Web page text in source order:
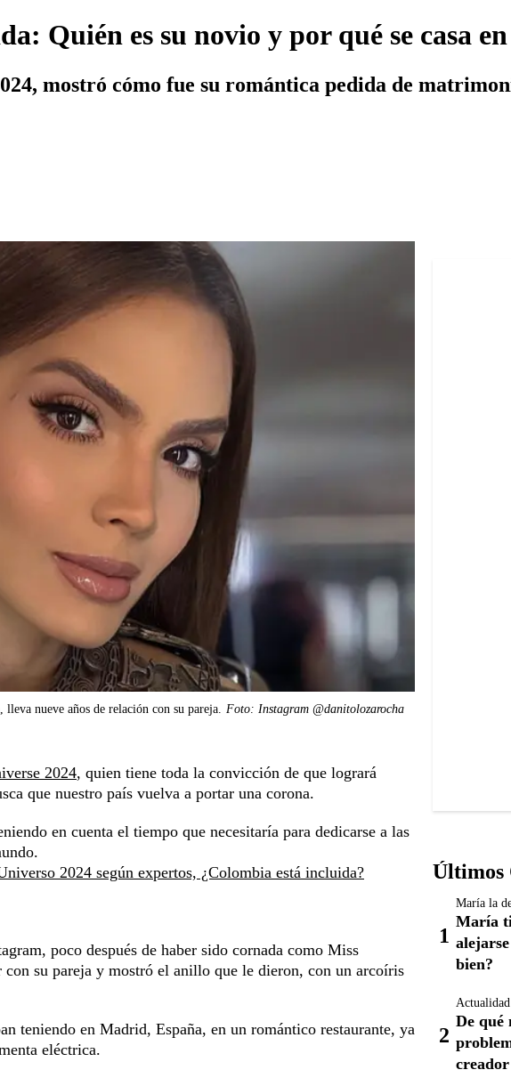
Quién es su novio y por qué se casa
mostró cómo fue su romántica pedida de
nueve años de relación con su pareja. Foto: Instagram @danitolozarocha
2024, quien tiene toda la convicción de que logrará
que nuestro país vuelva a portar una corona.
en cuenta el tiempo que necesitaría para dedicarse a las
2024 según expertos, ¿Colombia está incluida?
poco después de haber sido cornada como Miss
su pareja y mostró el anillo que le dieron, con un arcoíris
teniendo en Madrid, España, en un romántico restaurante, ya
eléctrica.
Últimos
María la
María
bien?
Actualidad
De qué